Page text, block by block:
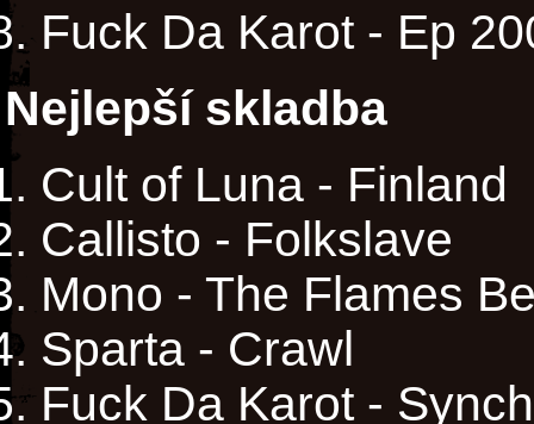
Fuck Da Karot - Ep
Nejlepší skladba
Cult of Luna - Finland
Callisto - Folkslave
Mono - The Flames
Sparta - Crawl
Fuck Da Karot -